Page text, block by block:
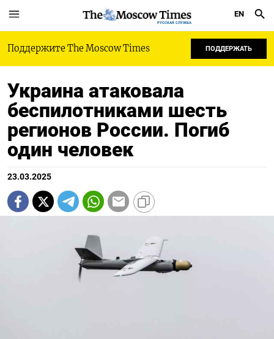
РУССКАЯ СЛУЖБА
EN
Поддержите The Moscow Times ПОДДЕРЖАТЬ
Украина атаковала
беспилотниками шесть
регионов России. Погиб
один человек
23.03.2025